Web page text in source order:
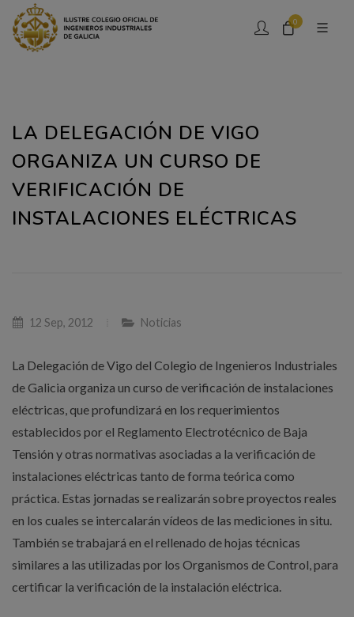
0
LA DELEGACIÓN DE VIGO
ORGANIZA UN CURSO DE
VERIFICACIÓN DE
INSTALACIONES ELÉCTRICAS
12 Sep, 2012 Noticias
La Delegación de Vigo del Colegio de Ingenieros Industriales
de Galicia organiza un curso de verificación de instalaciones
eléctricas, que profundizará en los requerimientos
establecidos por el Reglamento Electrotécnico de Baja
Tensión y otras normativas asociadas a la verificación de
instalaciones eléctricas tanto de forma teórica como
práctica. Estas jornadas se realizarán sobre proyectos reales
en los cuales se intercalarán vídeos de las mediciones in situ.
También se trabajará en el rellenado de hojas técnicas
similares a las utilizadas por los Organismos de Control, para
certificar la verificación de la instalación eléctrica.